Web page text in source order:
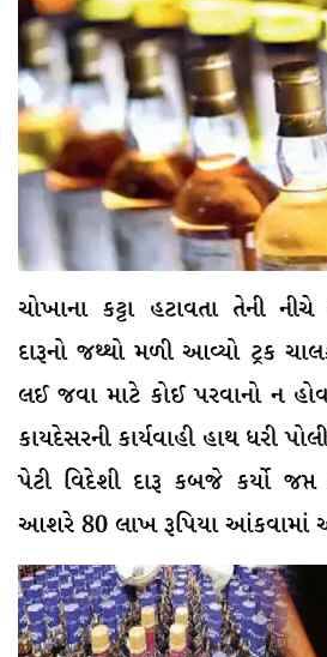
ચોખાના કટ્ટા હટાવતા તેની નીચે
દારૂનો જથ્થો મળી આવ્યો ટ્રક
લઈ જવા માટે કોઈ પરવાનો ન
કાયદેસરની કાર્યવાહી હાથ ધરી
પેટી વિદેશી દારૂ કબજે કર્યો જપ્ત
આશરે 80 લાખ રૂપિયા આંકવામાં